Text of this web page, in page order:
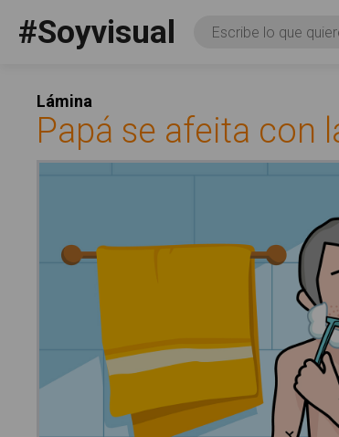
#Soyvisual Consulta
Lámina
Papá se afeita con
Social
FacebookYouTubeTwitter